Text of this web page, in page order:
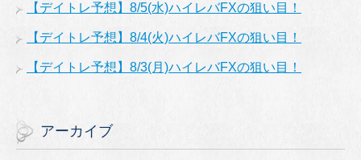
【デイトレ予想】8/5(水)ハイレバFXの狙い目！
【デイトレ予想】8/4(火)ハイレバFXの狙い目！
【デイトレ予想】8/3(月)ハイレバFXの狙い目！
アーカイブ